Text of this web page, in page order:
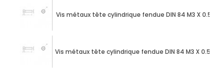
Vis métaux tête cylindrique fendue DIN 84 M3 X 0.50
Vis métaux tête cylindrique fendue DIN 84 M3 X 0.50